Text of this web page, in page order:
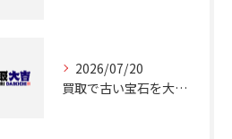
2026/07/20
買取で古い宝石を大阪府大阪市都島区大東町で高く売るコツと査定ポイント徹底解説